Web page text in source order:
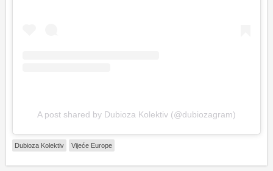
A post shared by Dubioza Kolektiv (@dubiozagram)
Dubioza Kolektiv Vijeće Europe